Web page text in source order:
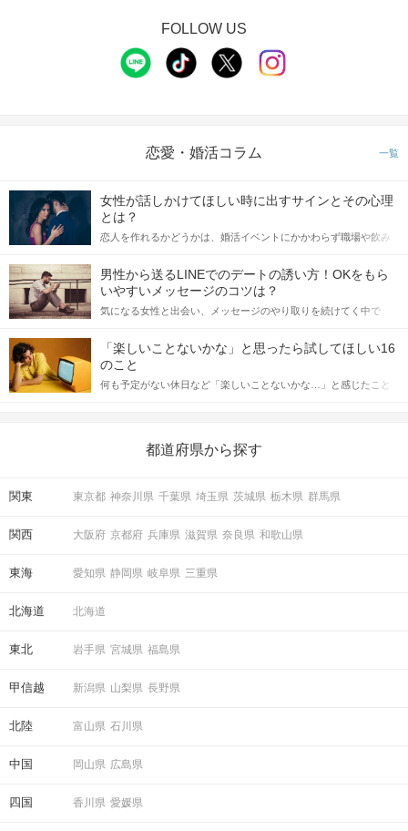
FOLLOW US
恋愛・婚活コラム 一覧
女性が話しかけてほしい時に出すサインとその心理
とは？
恋人を作れるかどうかは、婚活イベントにかかわらず職場や飲み
てアプローチできるかにも左右されます。 これから恋人作りを本
格的に始めようとしている方は、女性が異性を求めて出すサイン
をしっかりと理解し、正しい行動に移せるかどうかが重要。 この
記事では、女性が話しかけて欲しい時に出すサインとその心理を
合にどのような行動に繋げるべきかをご紹介していきます。
男性から送るLINEでのデートの誘い方！OKをもら
いやすいメッセージのコツは？
気になる女性と出会い、メッセージのやり取りを続けてく中で
しかし、中には「どう誘ったらいいの？」とお困りの男性もいら
っしゃるのではないでしょうか。 そこで今回は、男性から女性へ
送るLINEでのデートの誘い方のコツをご紹介します。例文も混じ
えながら解説するので、ぜひ参考にしてください。
「楽しいことないかな」と思ったら試してほしい16
のこと
何も予定がない休日など「楽しいことないかな…」と感じたこと
の楽しいことアイデアを集めました♪ いままさに楽しいことを探し
都道府県から探す
関東 東京都 神奈川県 千葉県 埼玉県 茨城県 栃木県 群馬県
関西 大阪府 京都府 兵庫県 滋賀県 奈良県 和歌山県
東海 愛知県 静岡県 岐阜県 三重県
北海道 北海道
東北 岩手県 宮城県 福島県
甲信越 新潟県 山梨県 長野県
北陸 富山県 石川県
中国 岡山県 広島県
四国 香川県 愛媛県